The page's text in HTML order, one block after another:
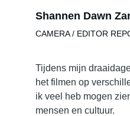
Shannen Dawn
CAMERA / EDITOR
Tijdens mijn
het filmen op
ik veel heb mogen
mensen en cultuur.